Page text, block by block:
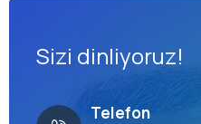
Sizi dinliyoruz!
Telefon